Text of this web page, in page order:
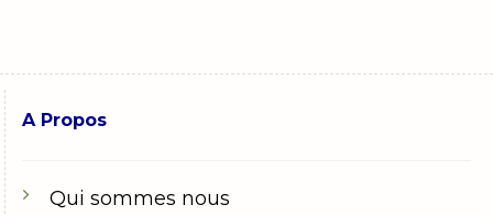
A Propos
Qui sommes nous